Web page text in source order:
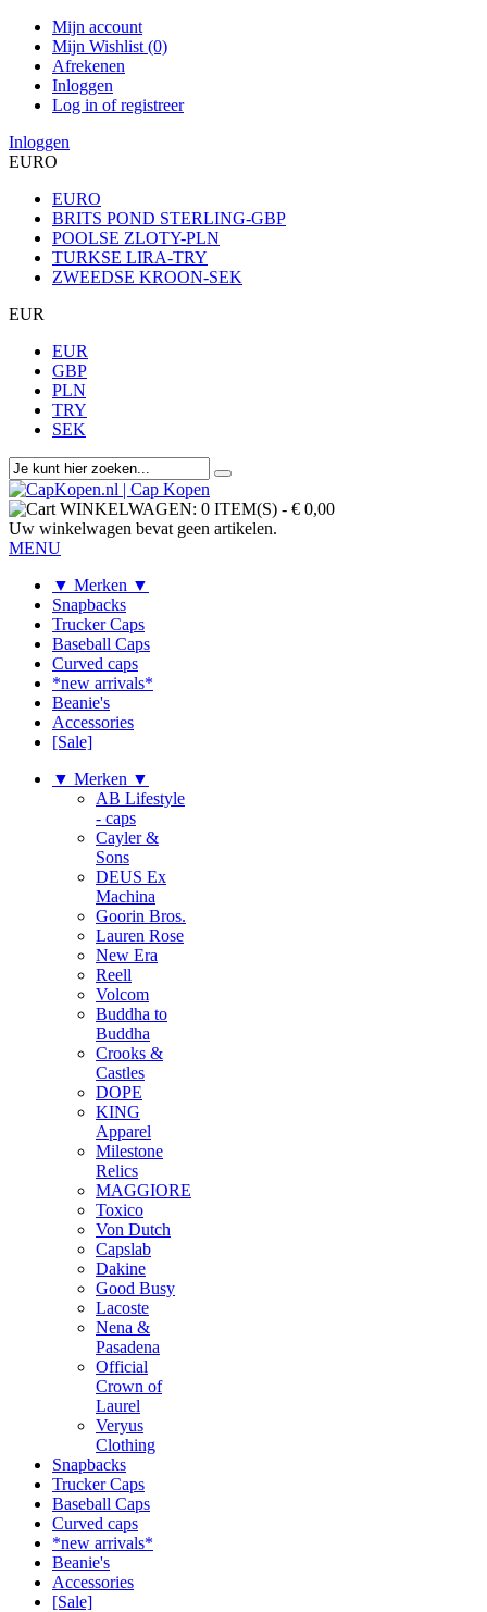
Mijn account
Mijn Wishlist (0)
Afrekenen
Inloggen
Log in of registreer
Inloggen
EURO
EURO
BRITS POND STERLING-GBP
POOLSE ZLOTY-PLN
TURKSE LIRA-TRY
ZWEEDSE KROON-SEK
EUR
EUR
GBP
PLN
TRY
SEK
WINKELWAGEN: 0 ITEM(S) - € 0,00
Uw winkelwagen bevat geen artikelen.
MENU
▼ Merken ▼
Snapbacks
Trucker Caps
Baseball Caps
Curved caps
*new arrivals*
Beanie's
Accessories
[Sale]
▼ Merken ▼
AB Lifestyle
- caps
Cayler &
Sons
DEUS Ex
Machina
Goorin Bros.
Lauren Rose
New Era
Reell
Volcom
Buddha to
Buddha
Crooks &
Castles
DOPE
KING
Apparel
Milestone
Relics
MAGGIORE
Toxico
Von Dutch
Capslab
Dakine
Good Busy
Lacoste
Nena &
Pasadena
Official
Crown of
Laurel
Veryus
Clothing
Snapbacks
Trucker Caps
Baseball Caps
Curved caps
*new arrivals*
Beanie's
Accessories
[Sale]